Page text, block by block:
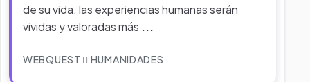
de su vida. las experiencias humanas serán
vividas y valoradas más ...
WEBQUEST HUMANIDADES